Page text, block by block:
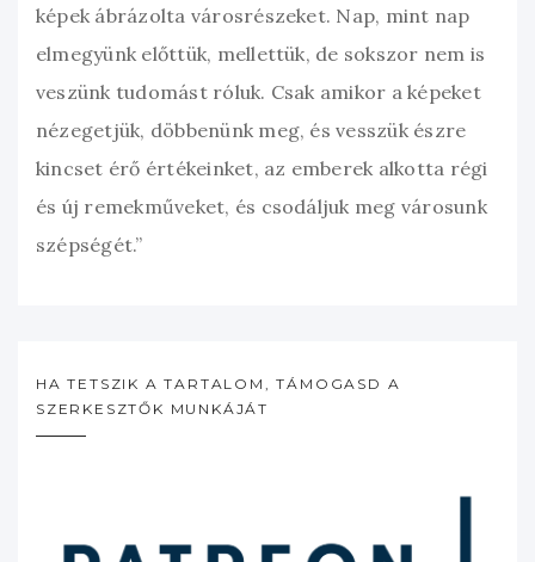
képek ábrázolta városrészeket. Nap, mint nap
elmegyünk előttük, mellettük, de sokszor nem is
veszünk tudomást róluk. Csak amikor a képeket
nézegetjük, döbbenünk meg, és vesszük észre
kincset érő értékeinket, az emberek alkotta régi
és új remekműveket, és csodáljuk meg városunk
szépségét.”
HA TETSZIK A TARTALOM, TÁMOGASD A
SZERKESZTŐK MUNKÁJÁT